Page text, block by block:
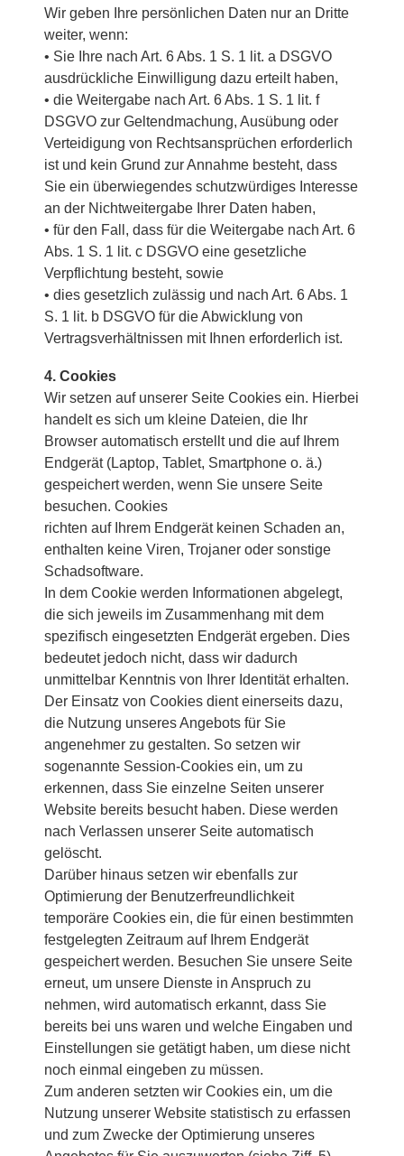
Wir geben Ihre persönlichen Daten nur an Dritte
weiter, wenn:
• Sie Ihre nach Art. 6 Abs. 1 S. 1 lit. a DSGVO
ausdrückliche Einwilligung dazu erteilt haben,
• die Weitergabe nach Art. 6 Abs. 1 S. 1 lit. f
DSGVO zur Geltendmachung, Ausübung oder
Verteidigung von Rechtsansprüchen erforderlich
ist und kein Grund zur Annahme besteht, dass
Sie ein überwiegendes schutzwürdiges Interesse
an der Nichtweitergabe Ihrer Daten haben,
• für den Fall, dass für die Weitergabe nach Art. 6
Abs. 1 S. 1 lit. c DSGVO eine gesetzliche
Verpflichtung besteht, sowie
• dies gesetzlich zulässig und nach Art. 6 Abs. 1
S. 1 lit. b DSGVO für die Abwicklung von
Vertragsverhältnissen mit Ihnen erforderlich ist.
4. Cookies
Wir setzen auf unserer Seite Cookies ein. Hierbei
handelt es sich um kleine Dateien, die Ihr
Browser automatisch erstellt und die auf Ihrem
Endgerät (Laptop, Tablet, Smartphone o. ä.)
gespeichert werden, wenn Sie unsere Seite
besuchen. Cookies
richten auf Ihrem Endgerät keinen Schaden an,
enthalten keine Viren, Trojaner oder sonstige
Schadsoftware.
In dem Cookie werden Informationen abgelegt,
die sich jeweils im Zusammenhang mit dem
spezifisch eingesetzten Endgerät ergeben. Dies
bedeutet jedoch nicht, dass wir dadurch
unmittelbar Kenntnis von Ihrer Identität erhalten.
Der Einsatz von Cookies dient einerseits dazu,
die Nutzung unseres Angebots für Sie
angenehmer zu gestalten. So setzen wir
sogenannte Session-Cookies ein, um zu
erkennen, dass Sie einzelne Seiten unserer
Website bereits besucht haben. Diese werden
nach Verlassen unserer Seite automatisch
gelöscht.
Darüber hinaus setzen wir ebenfalls zur
Optimierung der Benutzerfreundlichkeit
temporäre Cookies ein, die für einen bestimmten
festgelegten Zeitraum auf Ihrem Endgerät
gespeichert werden. Besuchen Sie unsere Seite
erneut, um unsere Dienste in Anspruch zu
nehmen, wird automatisch erkannt, dass Sie
bereits bei uns waren und welche Eingaben und
Einstellungen sie getätigt haben, um diese nicht
noch einmal eingeben zu müssen.
Zum anderen setzten wir Cookies ein, um die
Nutzung unserer Website statistisch zu erfassen
und zum Zwecke der Optimierung unseres